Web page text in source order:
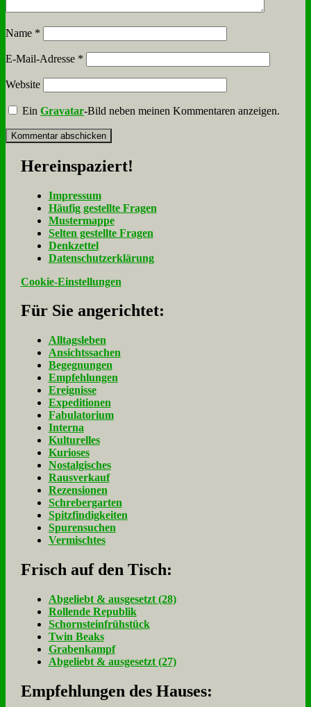
Name *
E-Mail-Adresse *
Website
EinGravatar-Bild neben meinen Kommentaren anzeigen.
Her­ein­spa­ziert!
Im­pres­sum
Häu­fig ge­stell­te Fra­gen
Mu­ster­map­pe
Sel­ten ge­stell­te Fra­gen
Denk­zet­tel
Da­ten­schutz­er­klä­rung
Cookie-Einstellungen
Für Sie an­ge­rich­tet:
Alltagsleben
Ansichtssachen
Begegnungen
Empfehlungen
Ereignisse
Expeditionen
Fabulatorium
Interna
Kulturelles
Kurioses
Nostalgisches
Rausverkauf
Rezensionen
Schrebergarten
Spitzfindigkeiten
Spurensuchen
Vermischtes
Frisch auf den Tisch:
Ab­ge­liebt & aus­ge­setzt (28)
Rol­len­de Re­pu­blik
Schorn­stein­früh­stück
Twin Beaks
Gra­ben­kampf
Ab­ge­liebt & aus­ge­setzt (27)
Empfehlungen des Hauses: